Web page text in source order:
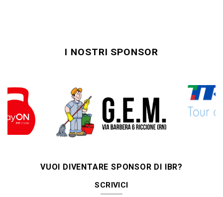
I NOSTRI SPONSOR
VUOI DIVENTARE SPONSOR DI IBR?
SCRIVICI